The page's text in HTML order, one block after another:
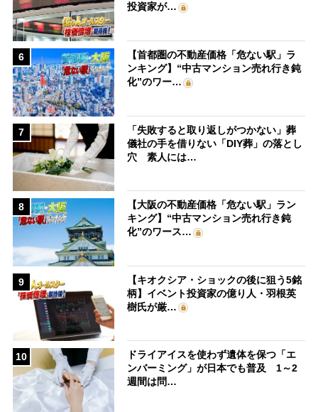
投資家が…
6
【首都圏の不動産価格「危ない駅」ラ
ンキング】“中古マンション売れ行き鈍
化”のワー…
7
「失敗すると取り返しがつかない」葬
儀社の手を借りない「DIY葬」の落とし
穴 素人には…
8
【大阪の不動産価格「危ない駅」ラン
キング】“中古マンション売れ行き鈍
化”のワース…
9
【キオクシア・ショックの後に狙う5銘
柄】イベント投資家の億り人・羽根英
樹氏が厳…
10
ドライアイスを使わず遺体を保つ「エ
ンバーミング」が日本でも普及 1～2
週間は問…